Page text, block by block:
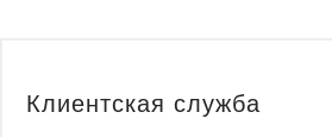
Клиентская служба